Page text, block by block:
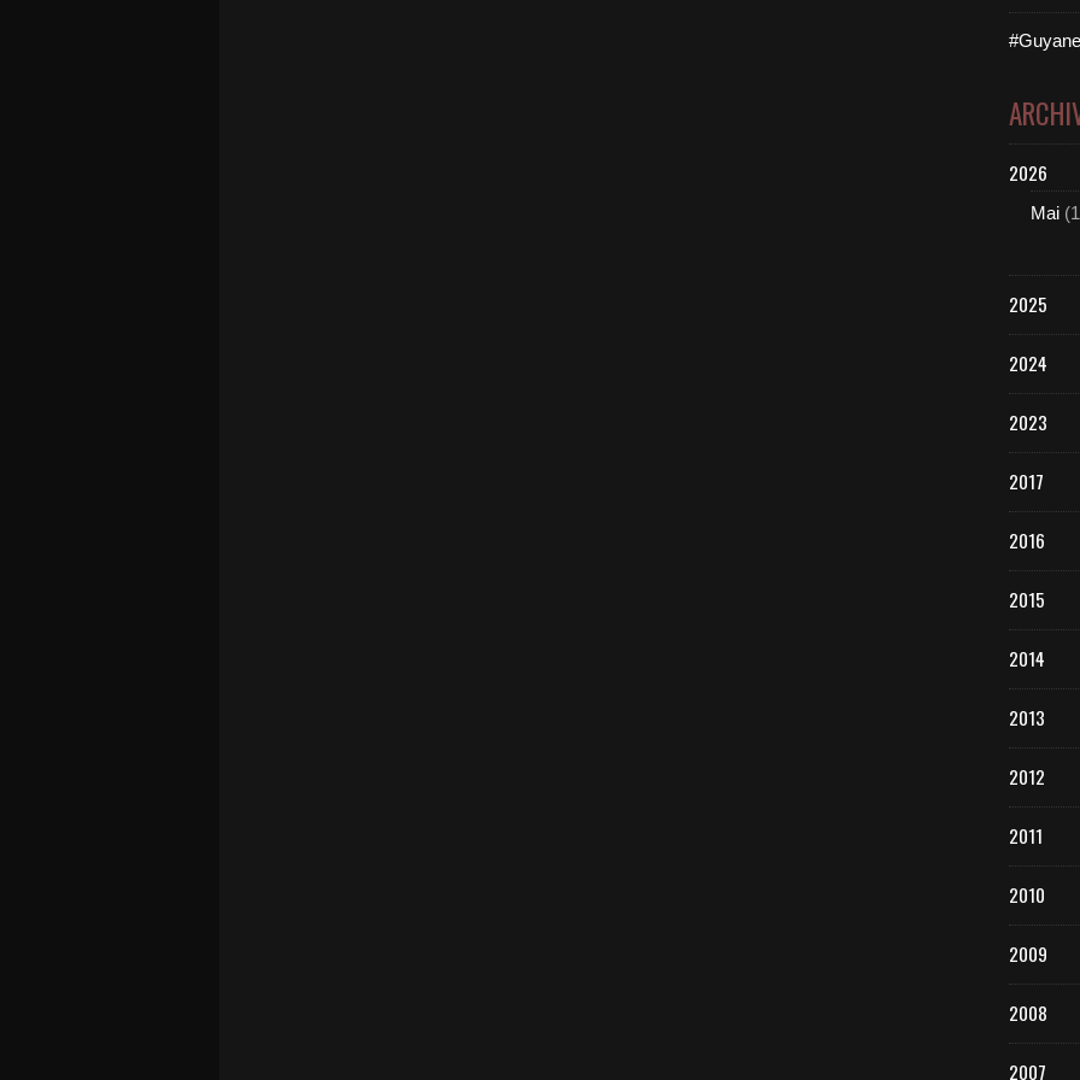
2026
Mai
2025
2024
2023
2017
2016
2015
2014
2013
2012
2011
2010
2009
2008
2007